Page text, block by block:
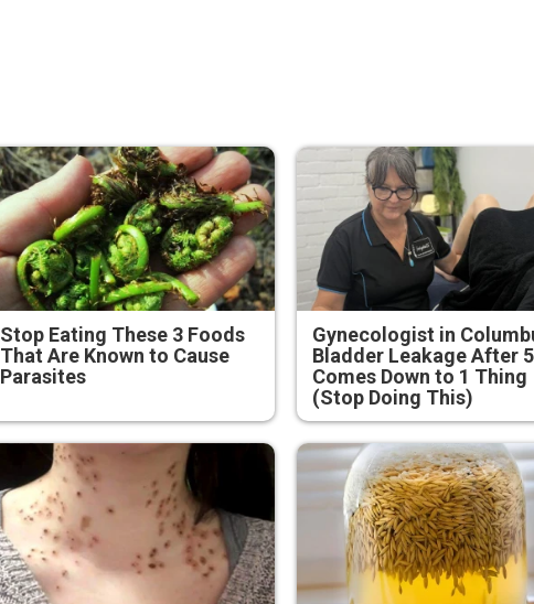
Stop Eating These 3 Foods
That Are Known to Cause
Parasites
Gynecologist in
Bladder Leakage After
Comes Down to 1 Thing
(Stop Doing This)